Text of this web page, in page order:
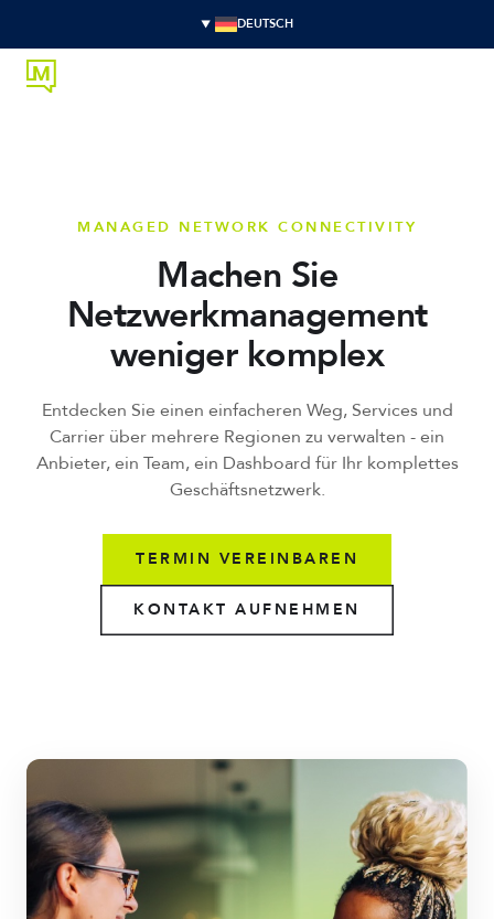
DEUTSCH
MANAGED NETWORK CONNECTIVITY
Machen Sie
Netzwerkmanagement
weniger komplex
Entdecken Sie einen einfacheren Weg, Services und
Carrier über mehrere Regionen zu verwalten - ein
Anbieter, ein Team, ein Dashboard für Ihr komplettes
Geschäftsnetzwerk.
TERMIN VEREINBAREN
KONTAKT AUFNEHMEN